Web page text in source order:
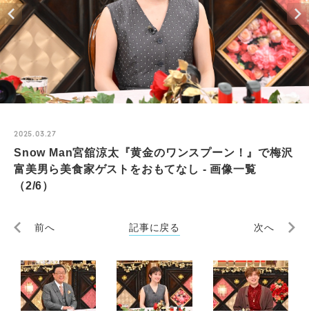
2025.03.27
Snow Man宮舘涼太『黄金のワンスプーン！』で梅沢
富美男ら美食家ゲストをおもてなし - 画像一覧
（2/6）
前へ 記事に戻る 次へ